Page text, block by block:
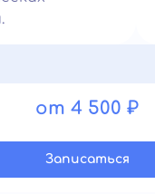
от 4 500 ₽
Записатьcя